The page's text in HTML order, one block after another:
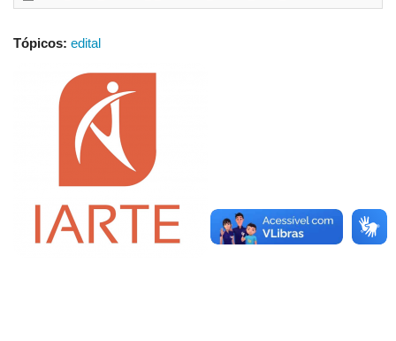
Tópicos: edital